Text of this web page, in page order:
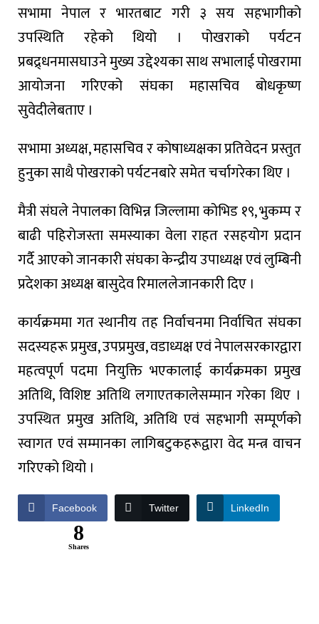
सभामा नेपाल र भारतबाट गरी ३ सय सहभागीको
उपस्थिति
रहेको थियो । पोखराको
पर्यटन
प्रबद्र्धनमासघाउनेमुख्यउद्देश्यकासाथसभालाईपोखरामा
आयोजना
गरिएको संघका महासचिव
बोधकृष्ण
सुवेदीलेबताए ।
सभामाअध्यक्ष,महासचिवरकोषाध्यक्षकाप्रतिवेदनप्रस्तुत
हुनुकासाथैपोखराकोपर्यटनबारेसमेतचर्चागरेकाथिए ।
मैत्रीसंघलेनेपालकाविभिन्नजिल्लामाकोभिड१९,भुकम्पर
बाढी पहिरोजस्ता समस्याका वेला राहत रसहयोग प्रदान
गर्दैआएकोजानकारीसंघकाकेन्द्रीयउपाध्यक्षएवंलुम्बिनी
प्रदेशकाअध्यक्षबासुदेवरिमाललेजानकारीदिए ।
कार्यक्रममा गतस्थानीय तह निर्वाचनमानिर्वाचित संघका
सदस्यहरूप्रमुख,उपप्रमुख,वडाध्यक्षएवंनेपालसरकारद्वारा
महत्वपूर्ण पदमा नियुक्ति भएकालाई कार्यक्रमका प्रमुख
अतिथि,विशिष्ट अतिथि लगाएतकालेसम्मान गरेका थिए ।
उपस्थित प्रमुख अतिथि, अतिथि एवं सहभागी सम्पूर्णको
स्वागत एवंसम्मानका लागिबटुकहरूद्वारा वेदमन्त्र वाचन
गरिएकोथियो ।
Facebook Twitter LinkedIn
8
Shares